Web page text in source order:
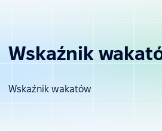
Wskaźnik
Wskaźnik wakatów